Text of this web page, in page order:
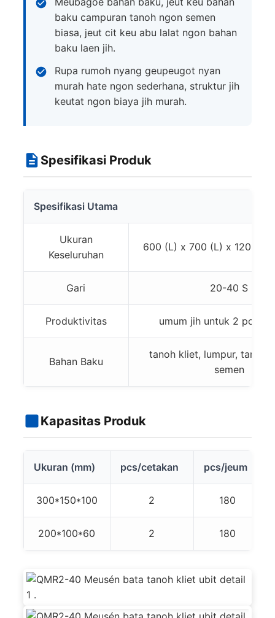
baku campuran tanoh ngon semen
biasa, jeut cit keu abu lalat ngon bahan
baku laen jih.
Rupa rumoh nyang geupeugot nyan
murah hate ngon sederhana, struktur jih
keutat ngon biaya jih murah.
Spesifikasi Produk
Spesifikasi Utama
Ukuran
Keseluruhan
600 (L) x 700 (L) x 1200
Gari 20-40 S
Produktivitas umum jih untuk 2 pcs/
Bahan Baku
tanoh kliet, lumpur, tanoh,
semen
Kapasitas Produk
Ukuran (mm) pcs/cetakan pcs/jeum
300*150*100 2 180
200*100*60 2 180